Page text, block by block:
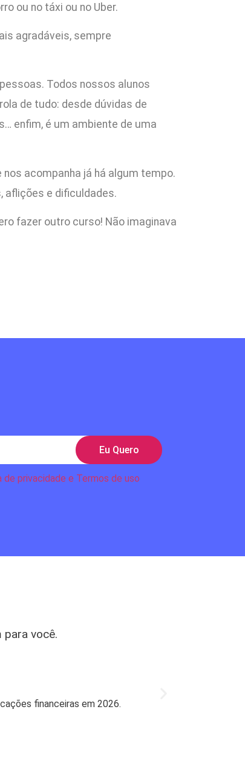
ou no táxi ou no Uber.
agradáveis, sempre
Todos nossos alunos
de tudo: desde dúvidas de
enfim, é um ambiente de uma
acompanha já há algum tempo.
aflições e dificuldades.
fazer outro curso! Não imaginava
de privacidade e Termos de uso
Eu Quero
você.
financeiras em 2026.